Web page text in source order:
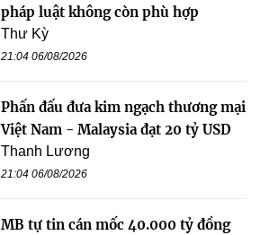
pháp luật không còn phù hợp
Thư Kỳ
21:04 06/08/2026
Phấn đấu đưa kim ngạch thương mại
Việt Nam - Malaysia đạt 20 tỷ USD
Thanh Lương
21:04 06/08/2026
MB tự tin cán mốc 40.000 tỷ đồng